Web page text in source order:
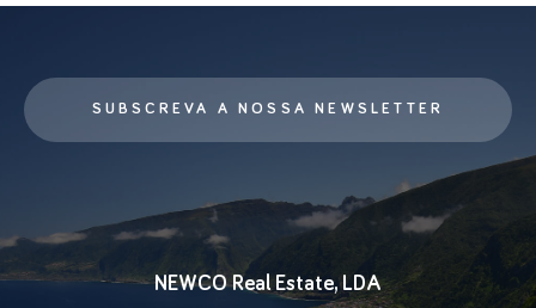
SUBSCREVA A NOSSA NEWSLETTER
NEWCO Real Estate, LDA